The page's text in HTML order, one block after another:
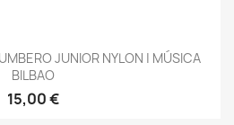
JUNIOR NYLON | MÚSICA
BILBAO
15,00 €